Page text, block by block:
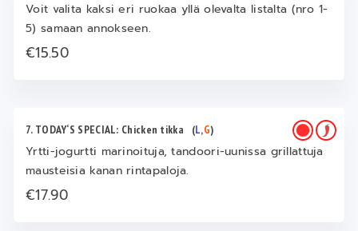
Voit valita kaksi eri ruokaa yllä olevalta listalta (nro 1-
5) samaan annokseen.
€15.50
7. TODAY‘S SPECIAL: Chicken tikka (L,G)
Yrtti-jogurtti marinoituja, tandoori-uunissa grillattuja
mausteisia kanan rintapaloja.
€17.90